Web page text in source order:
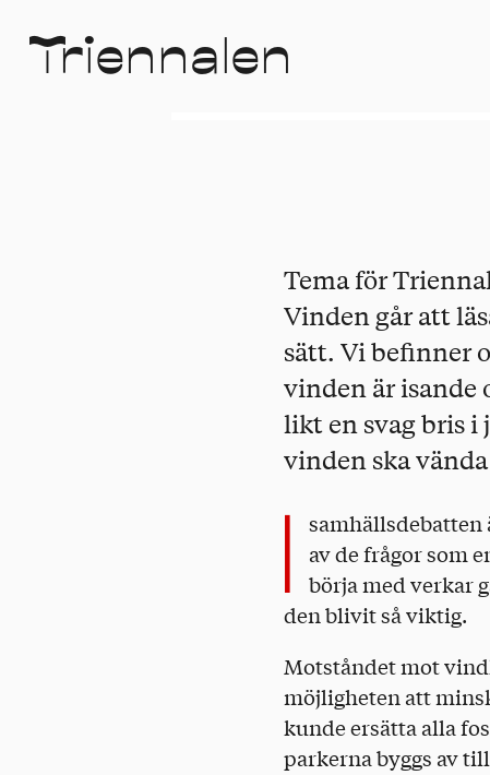
Triennalen
Tema för
Vinden går att
sätt. Vi befinner
vinden är isande
likt en svag bris i
vinden ska
I
av de frågor som
börja med verkar
den blivit så viktig.
Motståndet mot
möjligheten att
kunde ersätta alla
parkerna byggs av